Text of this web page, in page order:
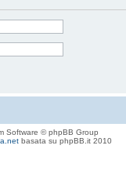
Software © phpBB Group
basata su phpBB.it 2010